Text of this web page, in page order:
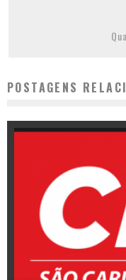
POSTAGENS